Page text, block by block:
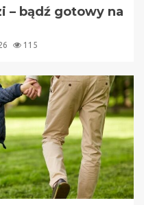
– bądź gotowy na
115